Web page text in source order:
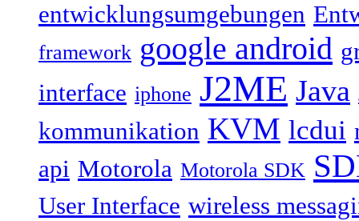
entwicklungsumgebungen
framework google android
interface iphone J2ME Java
kommunikation KVM lcdui
api Motorola Motorola SDK
User Interface wireless